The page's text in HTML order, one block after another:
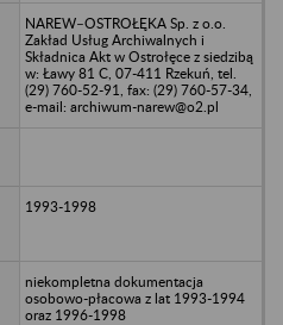
NAREW–OSTROŁĘKA Sp. z o.o.
Zakład Usług Archiwalnych i
Składnica Akt w Ostrołęce z siedzibą
w: Ławy 81 C, 07-411 Rzekuń, tel.
(29) 760-52-91, fax: (29) 760-57-34,
e-mail: archiwum-narew@o2.pl
1993-1998
niekompletna dokumentacja
osobowo-płacowa z lat 1993-1994
oraz 1996-1998